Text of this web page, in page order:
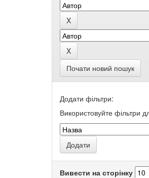
Почати новий пошук
Додати фільтри:
Використовуйте фільтри
Вивести на сторінку